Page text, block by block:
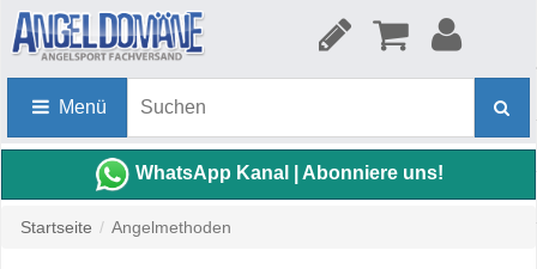
Menü
WhatsApp Kanal | Abonniere uns!
Startseite / Angelmethoden